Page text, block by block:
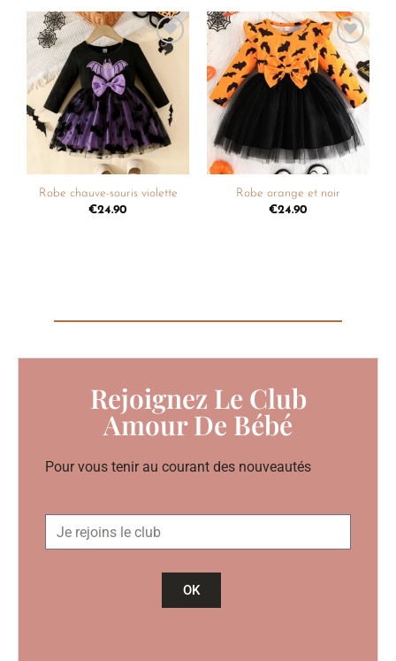
Ajouter
liste de
souhaits
Robe chauve-souris violette
€24.90
Ajouter
à la
liste de
souhaits
Robe orange et noir
€24.90
Rejoignez Le Club
Amour De Bébé
Pour vous tenir au courant des nouveautés
OK